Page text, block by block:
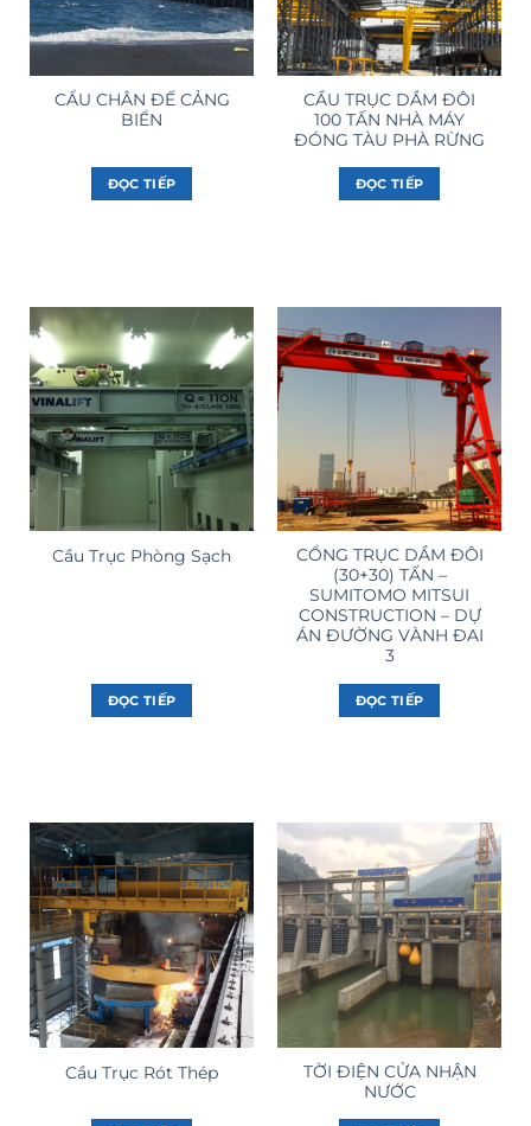
CẨU CHÂN ĐẾ CẢNG
BIỂN
ĐỌC TIẾP
CẦU TRỤC DẦM ĐÔI
100 TẤN NHÀ MÁY
ĐÓNG TÀU PHÀ RỪNG
ĐỌC TIẾP
Cầu Trục Phòng Sạch
ĐỌC TIẾP
CỔNG TRỤC DẦM ĐÔI
(30+30) TẤN –
SUMITOMO MITSUI
CONSTRUCTION – DỰ
ÁN ĐƯỜNG VÀNH ĐAI
3
ĐỌC TIẾP
Cầu Trục Rót Thép
TỜI ĐIỆN CỬA NHẬN
NƯỚC